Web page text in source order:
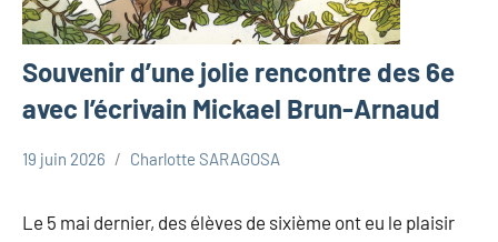
Souvenir d’une jolie rencontre des 6e
avec l’écrivain Mickael Brun-Arnaud
19 juin 2026 Charlotte SARAGOSA
Le 5 mai dernier, des élèves de sixième ont eu le plaisir